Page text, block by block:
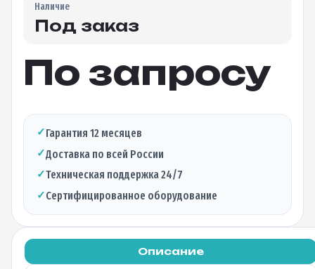
Наличие
Под заказ
По запросу
✓Гарантия 12 месяцев
✓Доставка по всей России
✓Техническая поддержка 24/7
✓Сертифицированное оборудование
Описание